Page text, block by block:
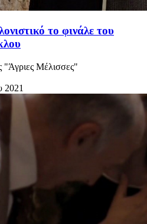
το φινάλε του
"Άγριες Μέλισσες"
2021